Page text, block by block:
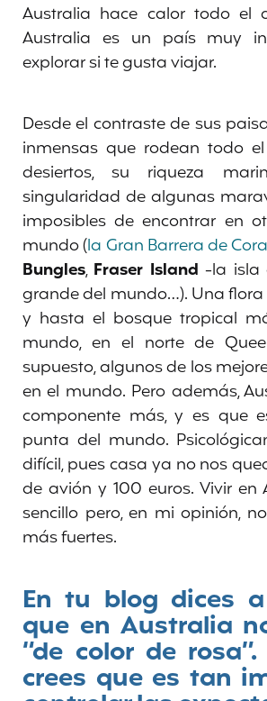
Australia hace calor todo el
Australia es un país muy
explorar si te gusta viajar.
Desde el contraste de sus
inmensas que rodean todo
desiertos, su riqueza
singularidad de algunas
imposibles de encontrar en
mundo (la Gran Barrera de
Bungles, Fraser Island -la isla
grande del mundo…). Una
y hasta el bosque tropical
mundo, en el norte de
supuesto, algunos de los
en el mundo. Pero además,
componente más, y es que
punta del mundo.
difícil, pues casa ya no nos
de avión y 100 euros. Vivir en
sencillo pero, en mi opinión,
más fuertes.
En tu blog dices
que en Australia
“de color de
crees que es tan